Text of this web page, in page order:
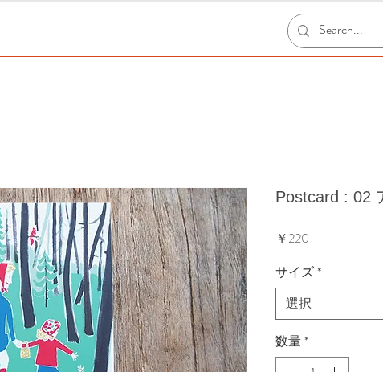
Postcard : 02
￥220
サイズ*
選択
数量*